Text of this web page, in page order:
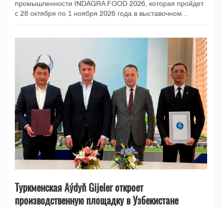
промышленности INDAGRA FOOD 2026, которая пройдет
с 28 октября по 1 ноября 2026 года в выставочном...
Туркменская Aýdyň Gijeler откроет
производственную площадку в Узбекистане